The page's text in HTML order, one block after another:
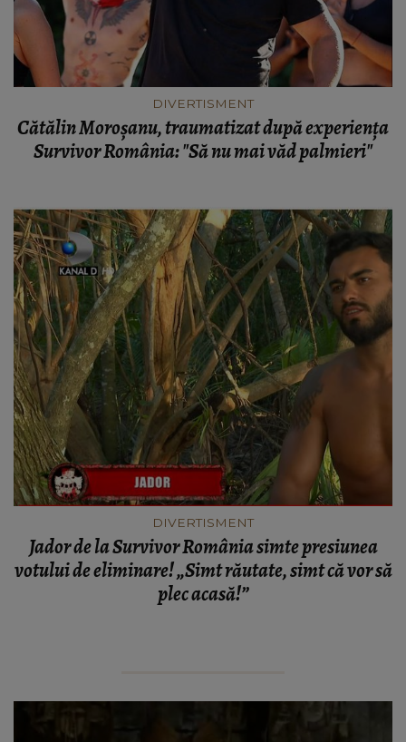
DIVERTISMENT
Cătălin Moroșanu, traumatizat după experiența
Survivor România: "Să nu mai văd palmieri"
DIVERTISMENT
Jador de la Survivor România simte presiunea
votului de eliminare! „Simt răutate, simt că vor să
plec acasă!”